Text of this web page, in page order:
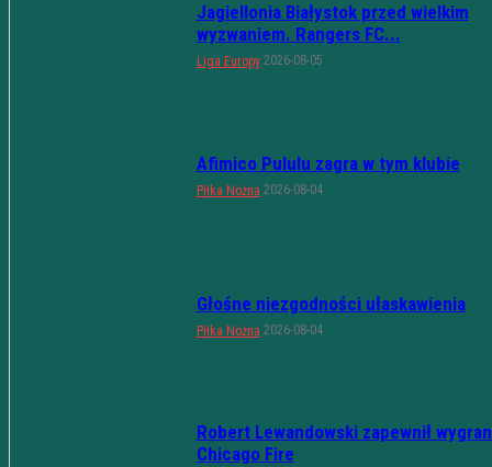
Jagiellonia Białystok przed wielkim
wyzwaniem. Rangers FC...
Liga Europy 2026-08-05
Afimico Pululu zagra w tym klubie
Piłka Nożna 2026-08-04
Głośne niezgodności ułaskawienia
Piłka Nożna 2026-08-04
Robert Lewandowski zapewnił
Chicago Fire